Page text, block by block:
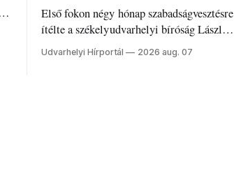
Első fokon négy hónap szabadságvesztésre
ítélte a székelyudvarhelyi bíróság László
Szabolcsot.
Udvarhelyi Hírportál 2026 aug. 07